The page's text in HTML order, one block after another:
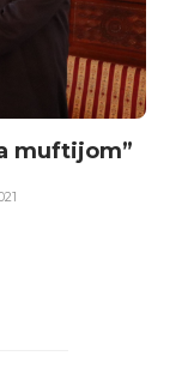
muftijom”